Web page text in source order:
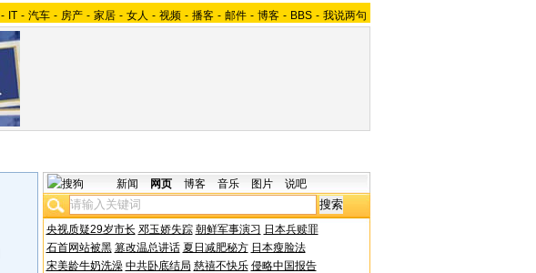
- IT - 汽车 - 房产 - 家居 - 女人 - 视频 - 播客 - 邮件 - 博客 - BBS - 我说两句
新闻 网页 博客 音乐 图片 说吧
央视质疑29岁市长 邓玉娇失踪 朝鲜军事演习 日本兵赎罪
石首网站被黑 篡改温总讲话 夏日减肥秘方 日本瘦脸法
宋美龄牛奶洗澡 中共卧底结局 慈禧不快乐 侵略中国报告